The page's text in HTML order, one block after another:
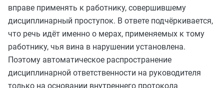
вправе применять к работнику, совершившему
дисциплинарный проступок. В ответе подчёркивается,
что речь идёт именно о мерах, применяемых к тому
работнику, чья вина в нарушении установлена.
Поэтому автоматическое распространение
дисциплинарной ответственности на руководителя
только на основании внутреннего протокола